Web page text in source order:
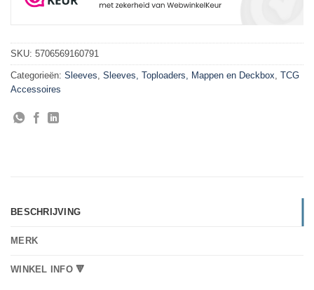
SKU: 5706569160791
Categorieën: Sleeves Sleeves, Toploaders, Mappen en Deckbox TCG
Accessoires
BESCHRIJVING
MERK
WINKEL INFO 🔻